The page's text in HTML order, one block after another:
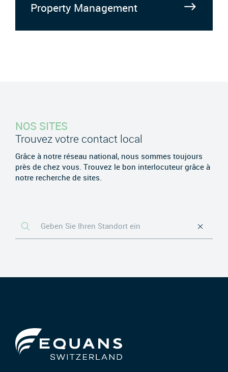
Property Management
NOS SITES
Trouvez votre contact local
Grâce à notre réseau national, nous sommes toujours
près de chez vous. Trouvez le bon interlocuteur grâce à
notre recherche de sites.